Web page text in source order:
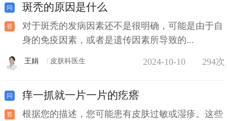
斑秃的原因是什么
对于斑秃的发病因素还不是很明确，可能是由于自
身的免疫因素，或者是遗传因素所导致的...
王娟 皮肤科医生 2024-10-10 294次
痒一抓就一片一片的疙瘩
根据您的描述，您可能患有皮肤过敏或湿疹。这些